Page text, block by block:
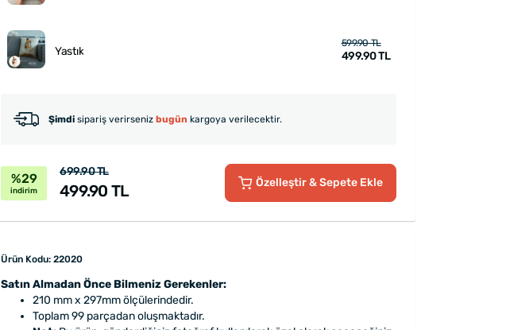
Yastık
599.90 TL
499.90 TL
Şimdi sipariş verirseniz bugün kargoya verilecektir.
%29
indirim
699.90 TL
499.90 TL Özelleştir& Sepete Ekle
Ürün Kodu: 22020
Satın Almadan Önce Bilmeniz Gerekenler:
210 mm x 297mm ölçülerindedir.
Toplam 99 parçadan oluşmaktadır.